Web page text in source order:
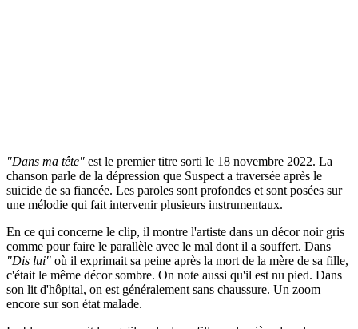
"Dans ma tête" est le premier titre sorti le 18 novembre 2022. La
chanson parle de la dépression que Suspect a traversée après le
suicide de sa fiancée. Les paroles sont profondes et sont posées sur
une mélodie qui fait intervenir plusieurs instrumentaux.
En ce qui concerne le clip, il montre l'artiste dans un décor noir gris
comme pour faire le parallèle avec le mal dont il a souffert. Dans
"Dis lui" où il exprimait sa peine après la mort de la mère de sa fille,
c'était le même décor sombre. On note aussi qu'il est nu pied. Dans
son lit d'hôpital, on est généralement sans chaussure. Un zoom
encore sur son état malade.